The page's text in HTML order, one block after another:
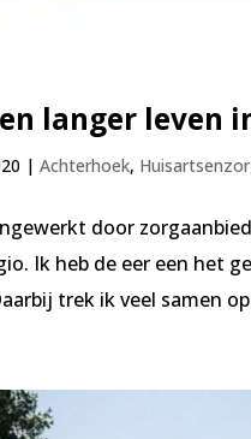
langer leven
|Achterhoek,
door
Ik heb de eer een het
trek ik veel samen